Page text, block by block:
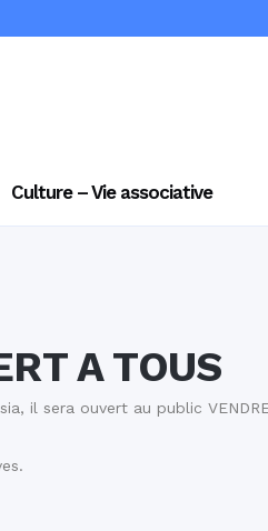
Culture – Vie associative
A TOUS
il sera ouvert au public